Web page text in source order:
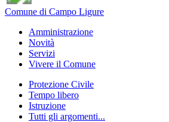
Comune di Campo Ligure
Amministrazione
Novità
Servizi
Vivere il Comune
Protezione Civile
Tempo libero
Istruzione
Tutti gli argomenti...